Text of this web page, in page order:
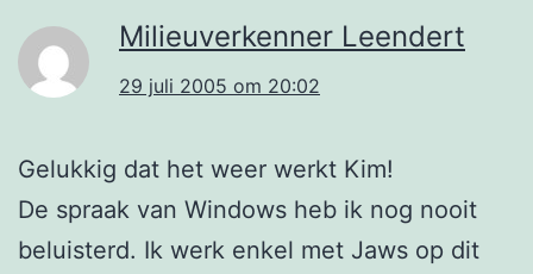
Milieuverkenner Leendert
29 juli 2005 om 20:02
Gelukkig dat het weer werkt Kim!
De spraak van Windows heb ik nog nooit
beluisterd. Ik werk enkel met Jaws op dit